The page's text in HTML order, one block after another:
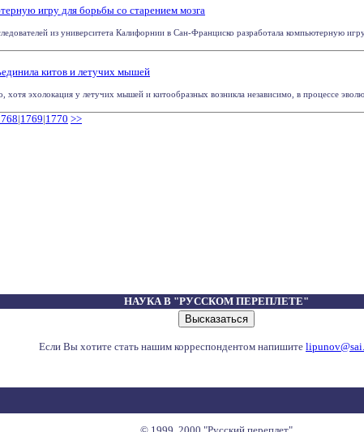
игру для борьбы со старением мозга
из университета Калифорнии в Сан-Франциско разработала компьютерную
китов и летучих мышей
хотя эхолокация у летучих мышей и китообразных возникла независимо, в процессе
|1769|1770 >>
НАУКА В "РУССКОМ ПЕРЕПЛЕТЕ"
Если Вы хотите стать нашим корреспондентом напишите